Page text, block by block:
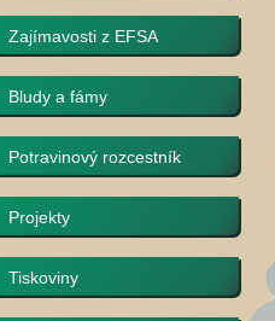
Zajímavosti z EFSA
Bludy a fámy
Potravinový rozcestník
Projekty
Tiskoviny